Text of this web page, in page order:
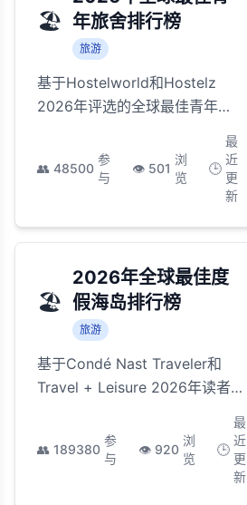
🏖️ 年旅舍排行榜
旅游
基于Hostelworld和Hostelz
2026年评选的全球最佳青年旅
包客据点的全面推荐
👥 48500
参
与
👁️ 501
浏
览
🕒
最
近
更
新
🏖️
2026年全球最佳度
假海岛排行榜
旅游
基于Condé Nast Traveler和
Travel + Leisure 2026年读者评
热带天堂到私密度假胜地
👥 189380
参
与
👁️ 920
浏
览
🕒
最
近
更
新